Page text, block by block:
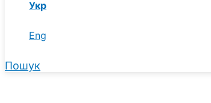
Укр
Eng
Пошук